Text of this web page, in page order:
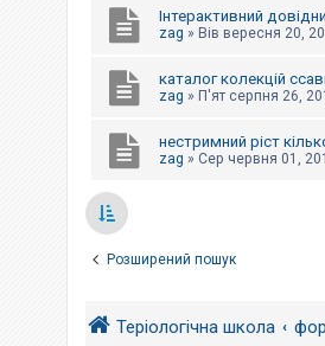
Інтерактивний
zag » Вів вересня 20,
каталог колекцій
zag » П'ят серпня 26,
нестримний ріст
zag » Сер червня 01,
Розширений пошук
Теріологічна школа